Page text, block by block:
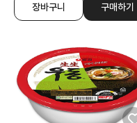
장바구니 구매하기